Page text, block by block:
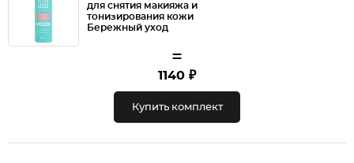
для снятия макияжа и
тонизирования кожи
Бережный уход
=
1140 ₽
Купить комплект